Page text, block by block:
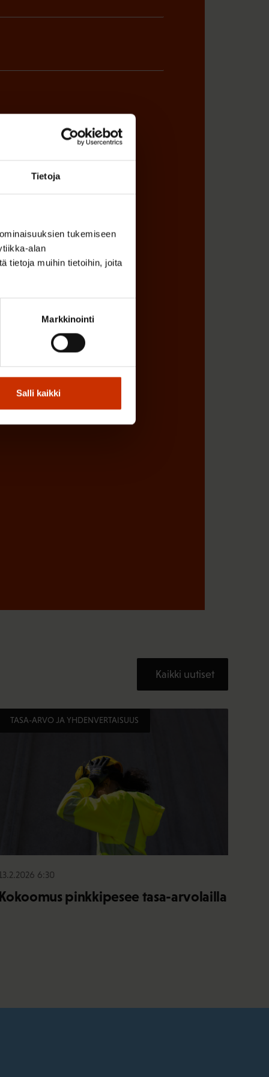
Tietoja
tukemiseen
alan
tietoja muihin tietoihin, joita
Markkinointi
Salli kaikki
EDUSTAJA
Kaikki uutiset
TASA-ARVO JA YHDENVERTAISUUS
6:30
pinkkipesee tasa-arvolailla